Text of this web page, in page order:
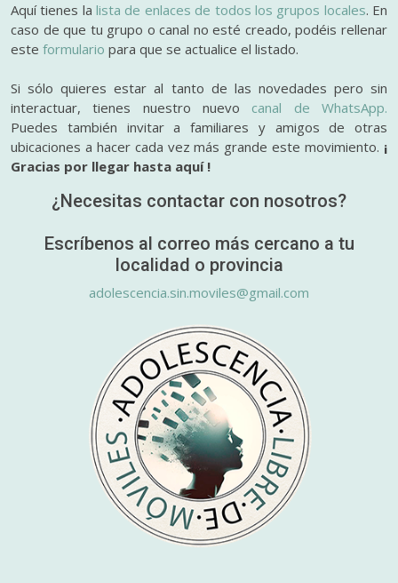
Aquí tienes lalista de enlaces de todos los grupos locales. En
caso de que tu grupo o canal no esté creado, podéis rellenar
este formulario para que se actualice el listado.
Si sólo quieres estar al tanto de las novedades pero sin
interactuar, tienes nuestro nuevo canal de WhatsApp.
Puedes también invitar a familiares y amigos de otras
ubicaciones a hacer cada vez más grande este movimiento. ¡
Gracias por llegar hasta aquí !
¿Necesitas contactar con nosotros?
Escríbenos al correo más cercano a tu
localidad o provincia
adolescencia.sin.moviles@gmail.com